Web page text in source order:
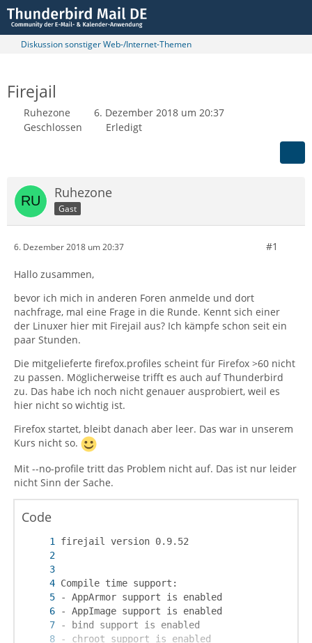
Diskussion sonstiger Web-/Internet-Themen
Firejail
Ruhezone
6. Dezember 2018 um 20:37
Geschlossen
Erledigt
Ruhezone
Gast
6. Dezember 2018 um 20:37 #1
Hallo zusammen,
bevor ich mich in anderen Foren anmelde und dort
nachfrage, mal eine Frage in die Runde. Kennt sich einer
der Linuxer hier mit Firejail aus? Ich kämpfe schon seit ein
paar Stunden.
Die mitgelieferte firefox.profiles scheint für Firefox >60 nicht
zu passen. Möglicherweise trifft es auch auf Thunderbird
zu. Das habe ich noch nicht genauer ausprobiert, weil es
hier nicht so wichtig ist.
Firefox startet, bleibt danach aber leer. Das war in unserem
Kurs nicht so.
Mit --no-profile tritt das Problem nicht auf. Das ist nur leider
nicht Sinn der Sache.
Code